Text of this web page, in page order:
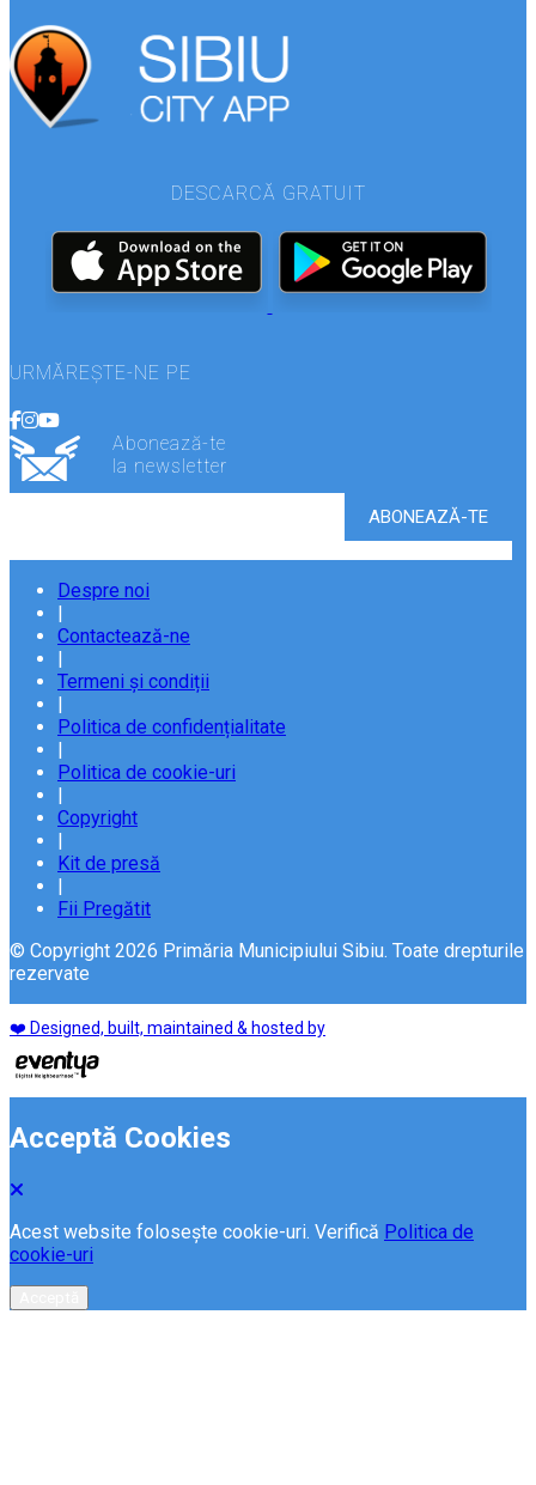
DESCARCĂ GRATUIT
URMĂREȘTE-NE PE
Abonează-te
la newsletter
Despre noi
Contactează-ne
Termeni și condiții
Politica de confidențialitate
Politica de cookie-uri
Copyright
Kit de presă
Fii Pregătit
© Copyright 2026 Primăria Municipiului Sibiu. Toate drepturile
rezervate
❤️ Designed, built, maintained & hosted by
Acceptă Cookies
Acest website folosește cookie-uri. Verifică Politica de
cookie-uri